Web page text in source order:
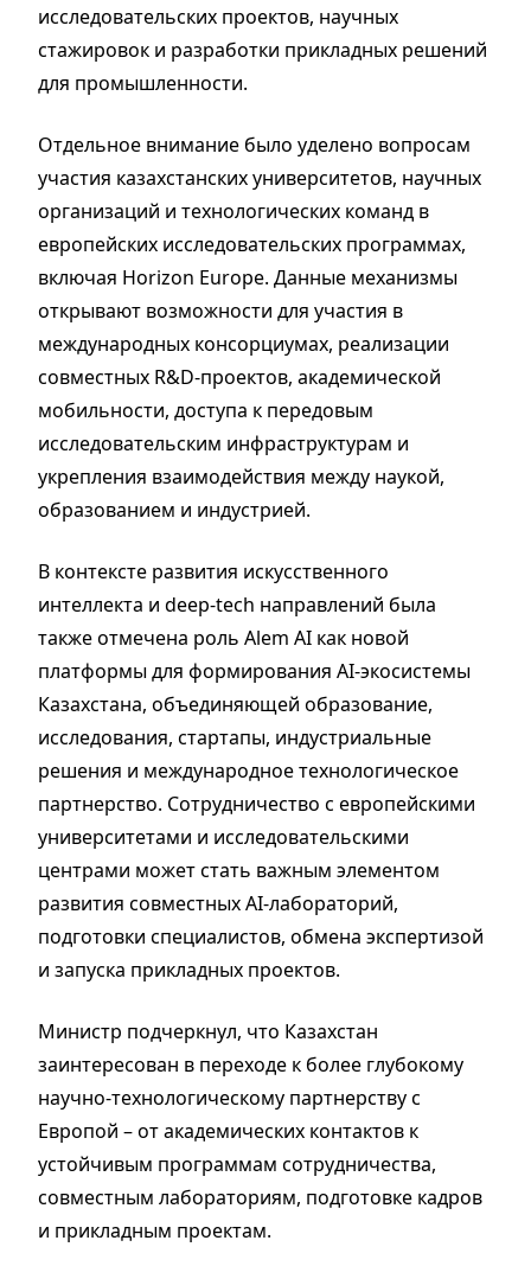
исследовательских проектов, научных
стажировок и разработки прикладных решений
для промышленности.
Отдельное внимание было уделено вопросам
участия казахстанских университетов, научных
организаций и технологических команд в
европейских исследовательских программах,
включая Horizon Europe. Данные механизмы
открывают возможности для участия в
международных консорциумах, реализации
совместных R&D-проектов, академической
мобильности, доступа к передовым
исследовательским инфраструктурам и
укрепления взаимодействия между наукой,
образованием и индустрией.
В контексте развития искусственного
интеллекта и deep-tech направлений была
также отмечена роль Alem AI как новой
платформы для формирования AI-экосистемы
Казахстана, объединяющей образование,
исследования, стартапы, индустриальные
решения и международное технологическое
партнерство. Сотрудничество с европейскими
университетами и исследовательскими
центрами может стать важным элементом
развития совместных AI-лабораторий,
подготовки специалистов, обмена экспертизой
и запуска прикладных проектов.
Министр подчеркнул, что Казахстан
заинтересован в переходе к более глубокому
научно-технологическому партнерству с
Европой – от академических контактов к
устойчивым программам сотрудничества,
совместным лабораториям, подготовке кадров
и прикладным проектам.